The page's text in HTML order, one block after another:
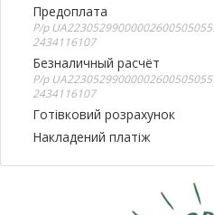
Предоплата
Р/р
2434116107
Безналичный расчёт
Р/р
2434116107
Готівковий розрахунок
Накладений платіж